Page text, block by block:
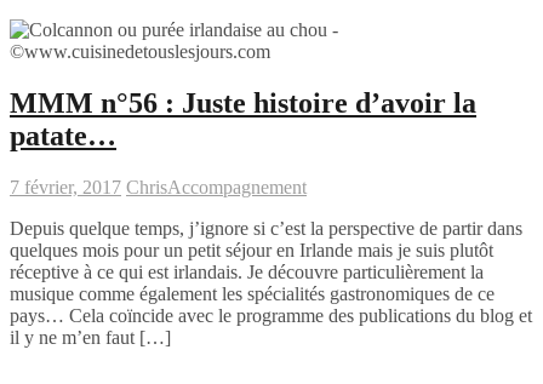
MMM n°56 : Juste histoire d’avoir la
patate…
7 février, 2017 ChrisAccompagnement
Depuis quelque temps, j’ignore si c’est la perspective de partir dans
quelques mois pour un petit séjour en Irlande mais je suis plutôt
réceptive à ce qui est irlandais. Je découvre particulièrement la
musique comme également les spécialités gastronomiques de ce
pays… Cela coïncide avec le programme des publications du blog et
il y ne m’en faut […]